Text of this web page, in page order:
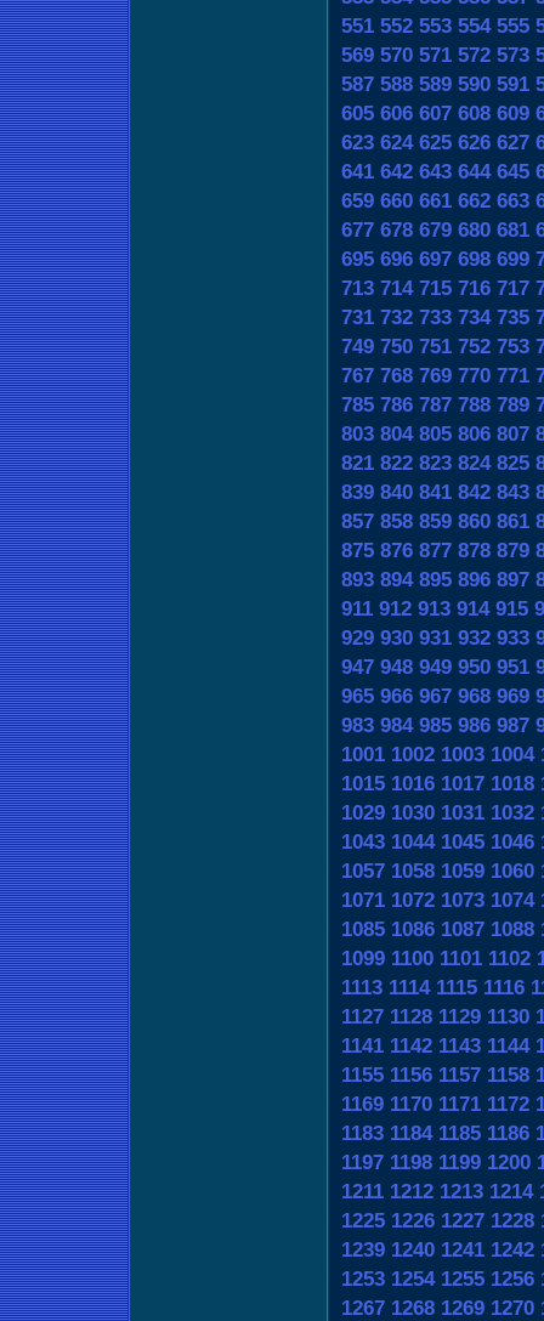
551 552 553 554 555
569 570 571 572 573
587 588 589 590 591
605 606 607 608 609
623 624 625 626 627
641 642 643 644 645
659 660 661 662 663
677 678 679 680 681
695 696 697 698 699
713 714 715 716 717
731 732 733 734 735
749 750 751 752 753
767 768 769 770 771
785 786 787 788 789
803 804 805 806 807
821 822 823 824 825
839 840 841 842 843
857 858 859 860 861
875 876 877 878 879
893 894 895 896 897
911 912 913 914 915
929 930 931 932 933
947 948 949 950 951
965 966 967 968 969
983 984 985 986 987
1001 1002 1003 1004
1015 1016 1017 1018
1029 1030 1031 1032
1043 1044 1045 1046
1057 1058 1059 1060
1071 1072 1073 1074
1085 1086 1087 1088
1099 1100 1101 1102
1113 1114 1115 1116
1127 1128 1129 1130
1141 1142 1143 1144
1155 1156 1157 1158
1169 1170 1171 1172
1183 1184 1185 1186
1197 1198 1199 1200
1211 1212 1213 1214
1225 1226 1227 1228
1239 1240 1241 1242
1253 1254 1255 1256
1267 1268 1269 1270